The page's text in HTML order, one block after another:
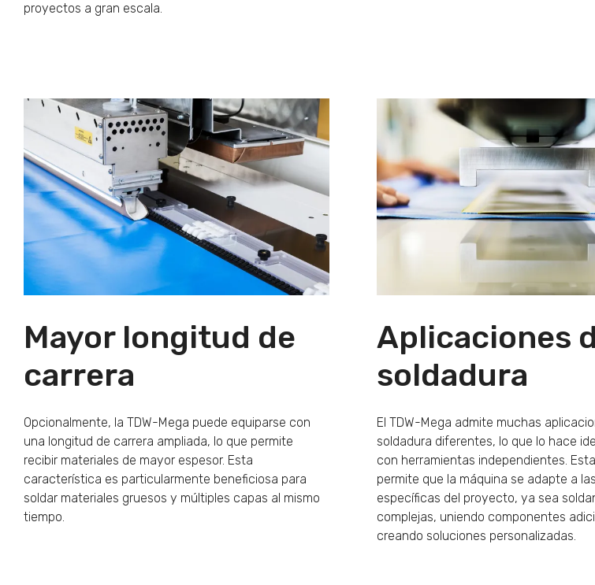
proyectos a gran escala.
Mayor longitud de
carrera
Opcionalmente, la TDW-Mega puede equiparse con
una longitud de carrera ampliada, lo que permite
recibir materiales de mayor espesor. Esta
característica es particularmente beneficiosa para
soldar materiales gruesos y múltiples capas al mismo
tiempo.
Aplicaciones
soldadura
El TDW-Mega admite muchas
soldadura diferentes, lo que lo hace
con herramientas independientes.
permite que la máquina se adapte a
específicas del proyecto, ya sea
complejas, uniendo componentes
creando soluciones personalizadas.